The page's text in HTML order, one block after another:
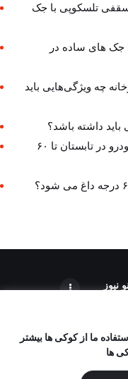
تلسکوپی با جک
های ساده در
چه ویژگی‌هایی باید
داشته باشد؟
چرا کابین خودرو در تابستان تا ۶۰
نیوز
است و هرگونه کپی
ما از کوکی ها بیشتر
ها